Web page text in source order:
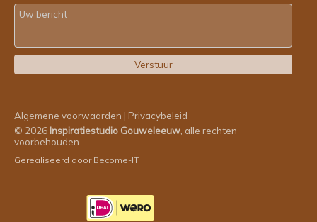
Algemene voorwaarden | Privacybeleid
© 2026 Inspiratiestudio Gouweleeuw , alle rechten
voorbehouden
Gerealiseerd door Become-IT